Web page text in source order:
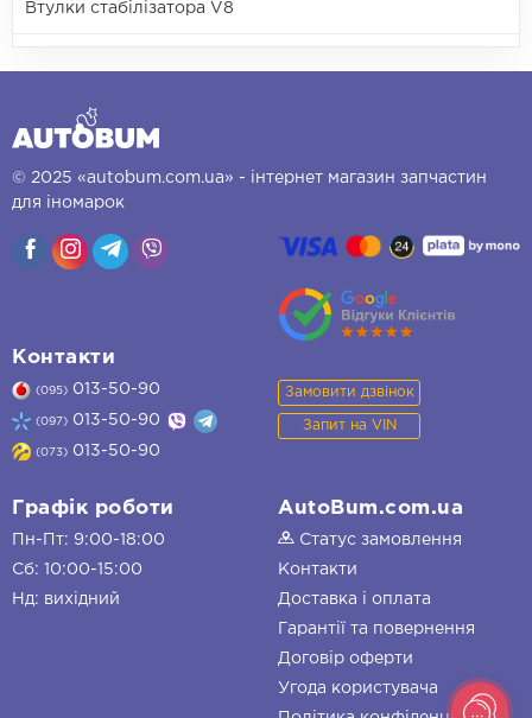
Втулки стабілізатора V8
© 2025 «autobum.com.ua» - інтернет магазин запчастин
для іномарок
Контакти
(095) 013-50-90
(097) 013-50-90
(073) 013-50-90
Замовити дзвінок
Запит на VIN
Графік роботи
Пн-Пт: 9:00-18:00
Сб: 10:00-15:00
Нд: вихідний
AutoBum.com.ua
Статус замовлення
Контакти
Доставка і оплата
Гарантії та повернення
Договір оферти
Угода користувача